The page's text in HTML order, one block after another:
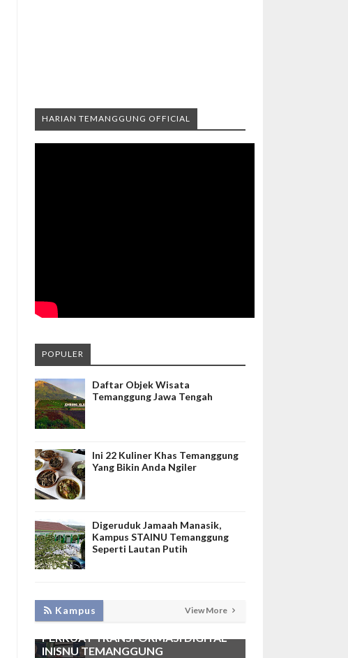
HARIAN TEMANGGUNG OFFICIAL
POPULER
Daftar Objek Wisata
Temanggung Jawa Tengah
Ini 22 Kuliner Khas Temanggung
Yang Bikin Anda Ngiler
Digeruduk Jamaah Manasik,
Kampus STAINU Temanggung
Seperti Lautan Putih
Kampus View More
KEMBANGKAN SIM LAYANAN,
HADIRKAN TIM SEVIMA UNTUK
PERKUAT TRANSFORMASI DIGITAL
INISNU TEMANGGUNG